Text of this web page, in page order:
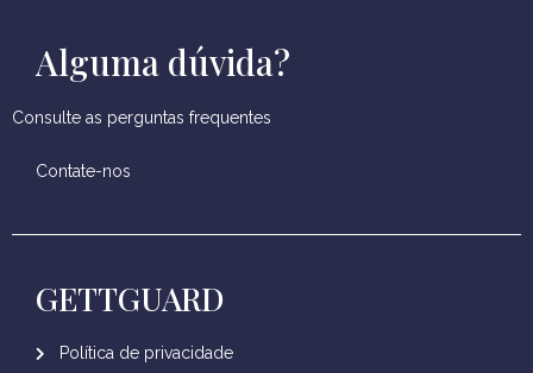
Alguma dúvida?
Consulte as perguntas frequentes
Contate-nos
GETTGUARD
Política de privacidade